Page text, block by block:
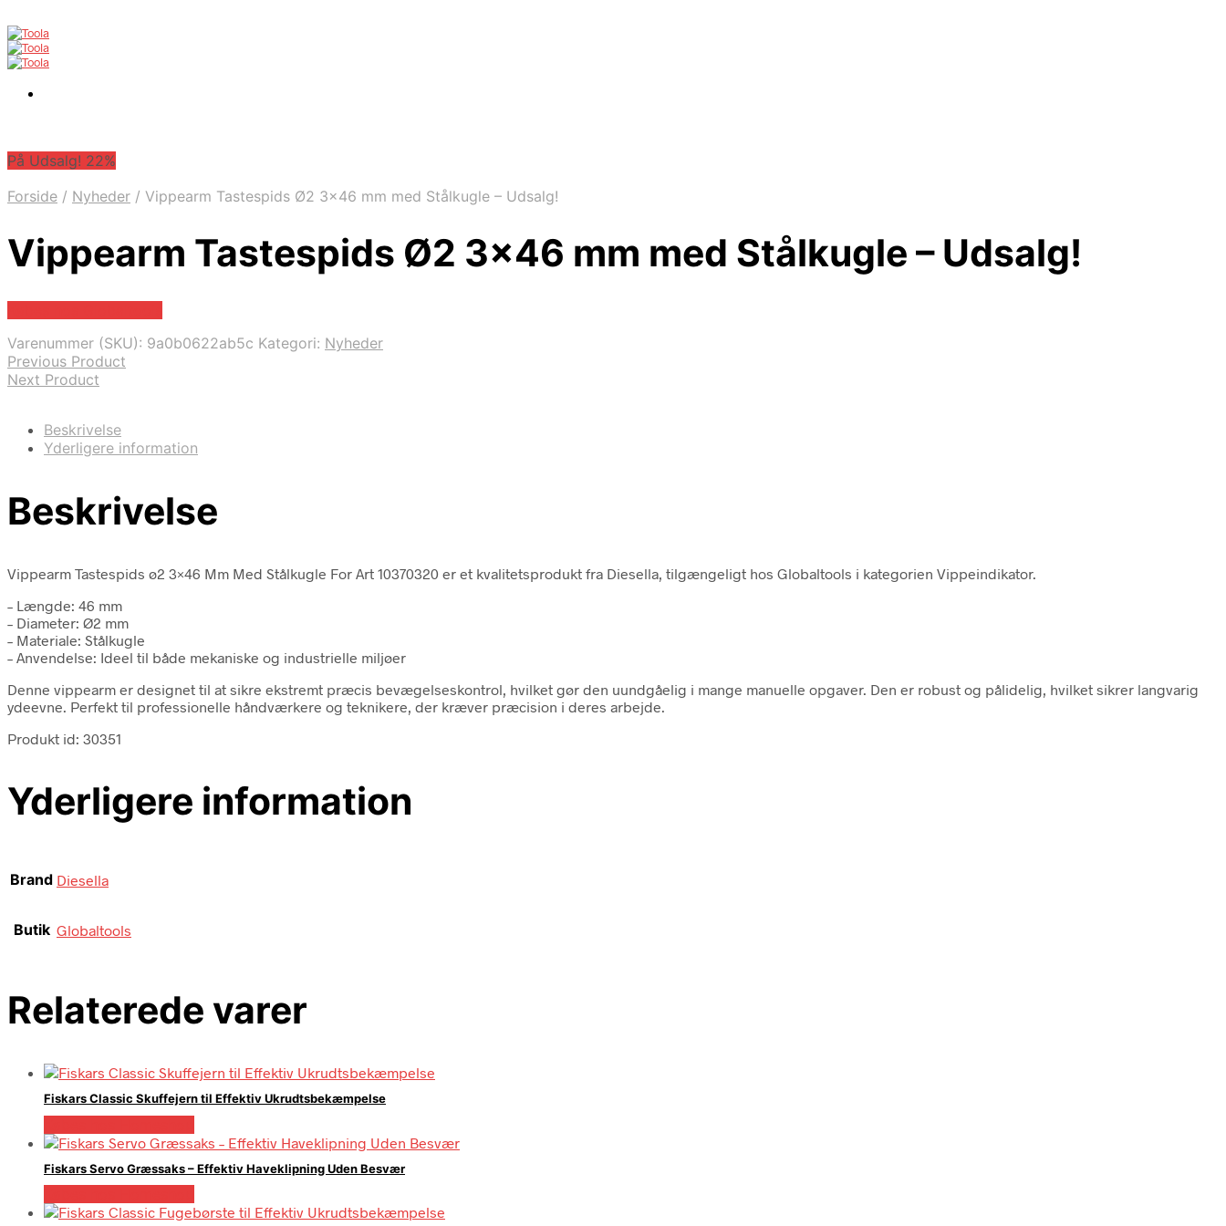
På Udsalg! 22%
Forside / Nyheder / Vippearm Tastespids Ø2 3×46 mm med Stålkugle – Udsalg!
Vippearm Tastespids Ø2 3×46 mm med Stålkugle – Udsalg!
Varenummer (SKU): 9a0b0622ab5c Kategori: Nyheder
Previous Product
Next Product
Beskrivelse
Yderligere information
Beskrivelse
Vippearm Tastespids ø2 3×46 Mm Med Stålkugle For Art 10370320 er et kvalitetsprodukt fra Diesella, tilgængeligt hos Globaltools i kategorien Vippeindikator.
– Længde: 46 mm
– Diameter: Ø2 mm
– Materiale: Stålkugle
– Anvendelse: Ideel til både mekaniske og industrielle miljøer
Denne vippearm er designet til at sikre ekstremt præcis bevægelseskontrol, hvilket gør den uundgåelig i mange manuelle opgaver. Den er robust og pålidelig, hvilket sikrer langvarig
ydeevne. Perfekt til professionelle håndværkere og teknikere, der kræver præcision i deres arbejde.
Produkt id: 30351
Yderligere information
Brand Diesella
Butik Globaltools
Relaterede varer
Fiskars Classic Skuffejern til Effektiv Ukrudtsbekæmpelse
Fiskars Servo Græssaks – Effektiv Haveklipning Uden Besvær